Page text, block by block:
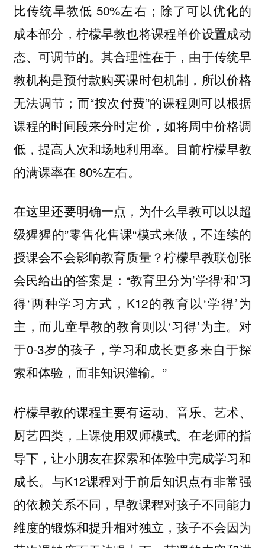
比传统早教低 50%左右；除了可以优化的
成本部分，柠檬早教也将课程单价设置成动
态、可调节的。其合理性在于，由于传统早
教机构是预付款购买课时包机制，所以价格
无法调节；而“按次付费”的课程则可以根据
课程的时间段来分时定价，如将周中价格调
低，提高人次和场地利用率。目前柠檬早教
的满课率在 80%左右。
在这里还要明确一点，为什么早教可以以超
级猩猩的”零售化售课“模式来做，不连续的
授课会不会影响教育质量？柠檬早教联创张
会民给出的答案是：“教育里分为’学得‘和’习
得‘两种学习方式，K12的教育以‘学得’为
主，而儿童早教的教育则以‘习得’为主。对
于0-3岁的孩子，学习和成长更多来自于探
索和体验，而非知识灌输。”
柠檬早教的课程主要有运动、音乐、艺术、
厨艺四类，上课使用双师模式。在老师的指
导下，让小朋友在探索和体验中完成学习和
成长。与K12课程对于前后知识点有非常强
的依赖关系不同，早教课程对孩子不同能力
维度的锻炼和提升相对独立，孩子不会因为